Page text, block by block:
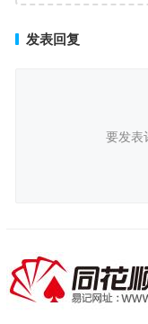
发表回复
要发表